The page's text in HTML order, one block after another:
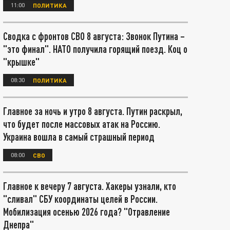
11:00 ПОЛИТИКА
Сводка с фронтов СВО 8 августа: Звонок Путина –
"это финал". НАТО получила горящий поезд. Коц о
"крышке"
08:30 ПОЛИТИКА
Главное за ночь и утро 8 августа. Путин раскрыл,
что будет после массовых атак на Россию.
Украина вошла в самый страшный период
08:00 СВО
Главное к вечеру 7 августа. Хакеры узнали, кто
"сливал" СБУ координаты целей в России.
Мобилизация осенью 2026 года? "Отравление
Днепра"